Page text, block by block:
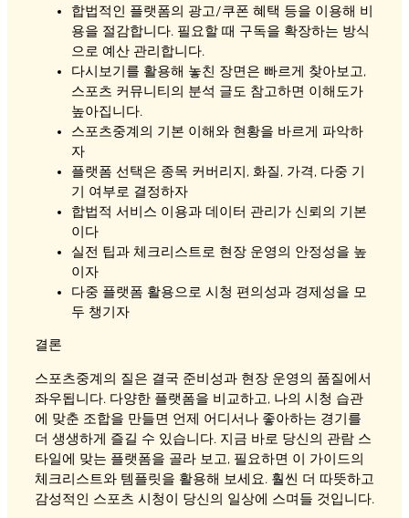
합법적인 플랫폼의 광고/쿠폰 혜택 등을 이용해 비
용을 절감합니다. 필요할 때 구독을 확장하는 방식
으로 예산 관리합니다.
다시보기를 활용해 놓친 장면은 빠르게 찾아보고,
스포츠 커뮤니티의 분석 글도 참고하면 이해도가
높아집니다.
스포츠중계의 기본 이해와 현황을 바르게 파악하
자
플랫폼 선택은 종목 커버리지, 화질, 가격, 다중 기
기 여부로 결정하자
합법적 서비스 이용과 데이터 관리가 신뢰의 기본
이다
실전 팁과 체크리스트로 현장 운영의 안정성을 높
이자
다중 플랫폼 활용으로 시청 편의성과 경제성을 모
두 챙기자
결론
스포츠중계의 질은 결국 준비성과 현장 운영의 품질에서
좌우됩니다. 다양한 플랫폼을 비교하고, 나의 시청 습관
에 맞춘 조합을 만들면 언제 어디서나 좋아하는 경기를
더 생생하게 즐길 수 있습니다. 지금 바로 당신의 관람 스
타일에 맞는 플랫폼을 골라 보고, 필요하면 이 가이드의
체크리스트와 템플릿을 활용해 보세요. 훨씬 더 따뜻하고
감성적인 스포츠 시청이 당신의 일상에 스며들 것입니다.